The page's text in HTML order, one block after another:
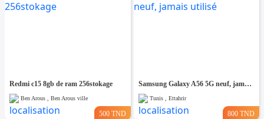
Redmi c15 8gb de ram 256stokage
Ben Arous , Ben Arous ville
500 TND
Samsung Galaxy A56 5G neuf, jamais utilisé
Tunis , Ettahrir
800 TND